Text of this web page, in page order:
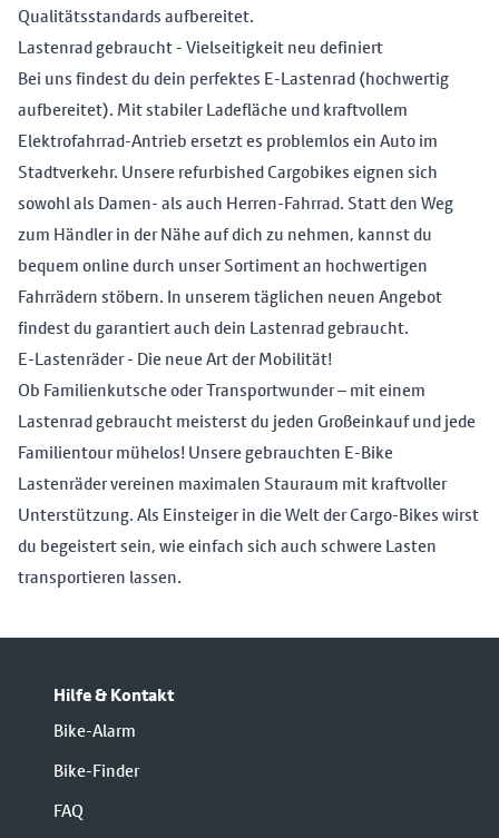
Qualitätsstandards aufbereitet.
Lastenrad gebraucht - Vielseitigkeit neu definiert
Bei uns findest du dein perfektes E-Lastenrad (hochwertig
aufbereitet). Mit stabiler Ladefläche und kraftvollem
Elektrofahrrad-Antrieb ersetzt es problemlos ein Auto im
Stadtverkehr. Unsere refurbished Cargobikes eignen sich
sowohl als Damen- als auch Herren-Fahrrad. Statt den Weg
zum Händler in der Nähe auf dich zu nehmen, kannst du
bequem online durch unser Sortiment an hochwertigen
Fahrrädern stöbern. In unserem täglichen neuen Angebot
findest du garantiert auch dein Lastenrad gebraucht.
E-Lastenräder - Die neue Art der Mobilität!
Ob Familienkutsche oder Transportwunder – mit einem
Lastenrad gebraucht meisterst du jeden Großeinkauf und jede
Familientour mühelos! Unsere gebrauchten E-Bike
Lastenräder vereinen maximalen Stauraum mit kraftvoller
Unterstützung. Als Einsteiger in die Welt der Cargo-Bikes wirst
du begeistert sein, wie einfach sich auch schwere Lasten
transportieren lassen.
Hilfe & Kontakt
Bike-Alarm
Bike-Finder
FAQ